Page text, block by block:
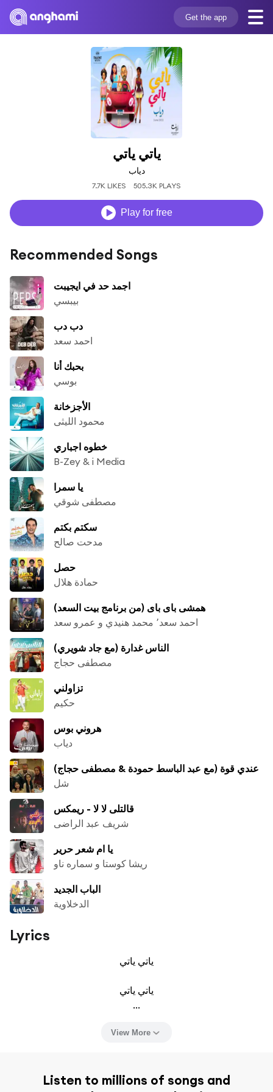
Get the app
ياتي ياتي
دياب
7.7K LIKES 505.3K PLAYS
Play for free
Recommended Songs
اجمد حد في ايجيبت
بيبسي
دب دب
احمد سعد
بحبك أنا
بوسي
الأجزخانة
محمود الليثى
خطوه اجباري
B-Zey & i Media
يا سمرا
مصطفى شوقي
سكتم بكتم
مدحت صالح
حصل
حمادة هلال
همشى باى باى (من برنامج بيت السعد)
احمد سعد٬ محمد هنيدي و عمرو سعد
الناس غدارة (مع جاد شويري)
مصطفى حجاج
تزاولني
حكيم
هروني بوس
دياب
عندي قوة (مع عبد الباسط حمودة & مصطفى حجاج)
شل
قالتلى لا لا - ريمكس
شريف عبد الراضى
يا ام شعر حرير
ريشا كوستا و سماره ناو
الباب الجديد
الدخلاوية
Lyrics
ياتي ياتي
ياتي ياتي
...
View More
Listen to millions of songs and